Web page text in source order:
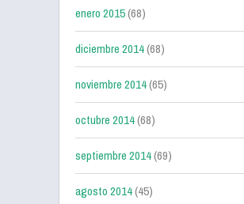
enero 2015(68)
diciembre 2014(68)
noviembre 2014(65)
octubre 2014(68)
septiembre 2014(69)
agosto 2014(45)